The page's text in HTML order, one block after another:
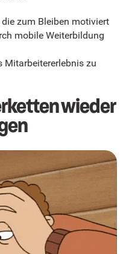
zum Bleiben motiviert
mobile Weiterbildung
Mitarbeitererlebnis zu
wieder